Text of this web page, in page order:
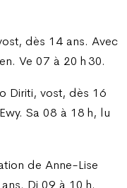
dès 14 ans. Avec
Ve 07 à 20 h 30.
Diriti, vost, dès 16
Sa 08 à 18 h, lu
de Anne-Lise
Di 09 à 10 h.